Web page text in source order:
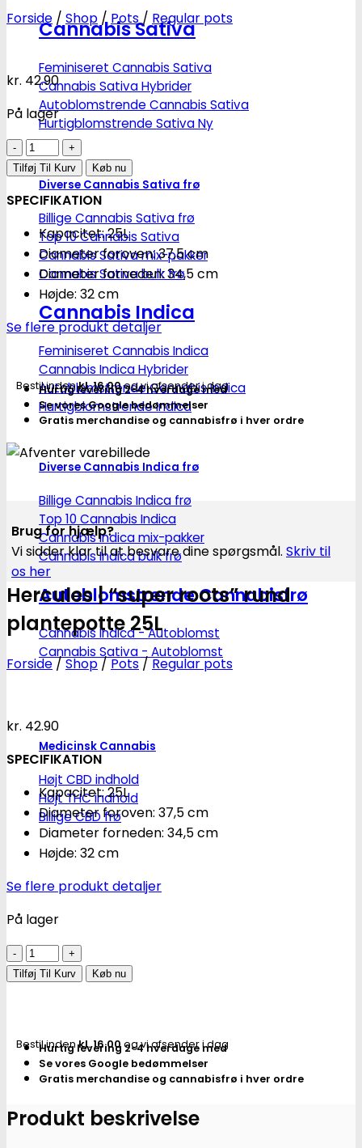
Cannabis Sativa
Feminiseret Cannabis Sativa
Cannabis Sativa Hybrider
Autoblomstrende Cannabis Sativa
Hurtigblomstrende Sativa
Diverse Cannabis Sativa frø
Billige Cannabis Sativa frø
Top 10 Cannabis Sativa
Cannabis Sativa mix-pakker
Cannabis Sativa bulk frø
Cannabis Indica
Feminiseret Cannabis Indica
Cannabis Indica Hybrider
Autoblomstrende Cannabis Indica
Hurtigblomstrende Indica
Diverse Cannabis Indica frø
Billige Cannabis Indica frø
Top 10 Cannabis Indica
Cannabis Indica mix-pakker
Cannabis Indica bulk frø
Autoblomstrende Cannabisfrø
Cannabis Indica - Autoblomst
Cannabis Sativa - Autoblomst
Medicinsk Cannabis
Højt CBD indhold
Højt THC indhold
Billige CBD frø
Forside / Shop / Pots/ Regular pots
kr. 42.90
På lager
Hercules
|
"super
roots"
rund
plantepotte
25L
antal
Tilføj Til Kurv Køb nu
SPECIFIKATION
Kapacitet: 25L
Diameter foroven: 37,5 cm
Diameter forneden: 34,5 cm
Højde: 32 cm
Se flere produkt detaljer
Bestil indenkl. 16.00og vi afsender i dag
Hurtig levering 2-4 hverdage med
Se vores Google bedømmelser
Gratis merchandise og cannabisfrø i hver ordre
Brug for hjælp?
Vi sidder klar til at besvare dine spørgsmål. Skriv til
os her
Hercules | “super roots” rund
plantepotte 25L
Forside/Shop/Pots/Regular pots
kr. 42.90
SPECIFIKATION
Kapacitet: 25L
Diameter foroven: 37,5 cm
Diameter forneden: 34,5 cm
Højde: 32 cm
Se flere produkt detaljer
På lager
Hercules
|
plantepotte
25L
Tilføj Til Kurv Køb nu
Bestil indenkl. 16.00og vi afsender i dag
Hurtig levering 2-4 hverdage med
Se vores Google bedømmelser
Gratis merchandise og cannabisfrø i hver ordre
Produkt beskrivelse